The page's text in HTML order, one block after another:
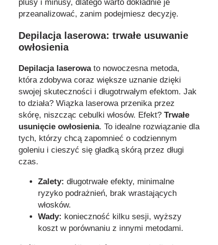
plusy i minusy, dlatego warto dokładnie je
przeanalizować, zanim podejmiesz decyzję.
Depilacja laserowa: trwałe usuwanie
owłosienia
Depilacja laserowato nowoczesna metoda,
która zdobywa coraz większe uznanie dzięki
swojej skuteczności i długotrwałym efektom. Jak
to działa? Wiązka laserowa przenika przez
skórę, niszcząc cebulki włosów. Efekt? Trwałe
usunięcie owłosienia. To idealne rozwiązanie dla
tych, którzy chcą zapomnieć o codziennym
goleniu i cieszyć się gładką skórą przez długi
czas.
Zalety: długotrwałe efekty, minimalne
ryzyko podrażnień, brak wrastających
włosków.
Wady: konieczność kilku sesji, wyższy
koszt w porównaniu z innymi metodami.